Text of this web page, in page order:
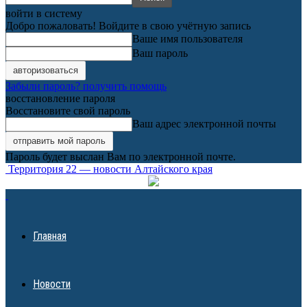
войти в систему
Добро пожаловать! Войдите в свою учётную запись
Ваше имя пользователя
Ваш пароль
Забыли пароль? получить помощь
восстановление пароля
Восстановите свой пароль
Ваш адрес электронной почты
Пароль будет выслан Вам по электронной почте.
Территория 22 — новости Алтайского края
Главная
Новости